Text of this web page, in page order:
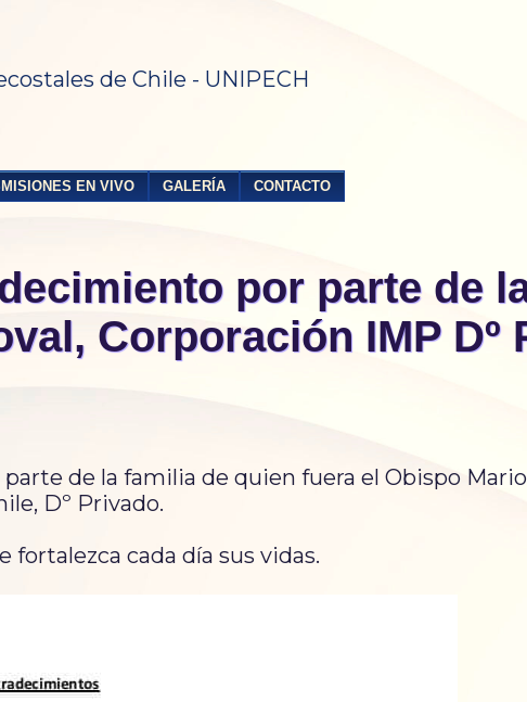
de Chile - UNIPECH
EN VIVO GALERÍA CONTACTO
por parte de
Corporación IMP Dº
de la familia de quien fuera el Obispo
Dº Privado.
fortalezca cada día sus vidas.